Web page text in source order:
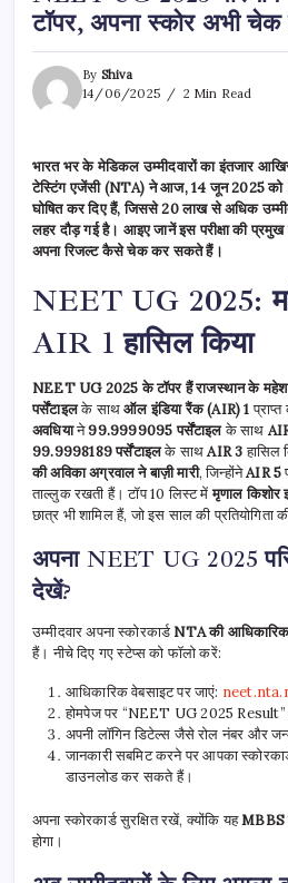
टॉपर, अपना स्कोर अभी
By Shiva
14/06/2025
2 Min Read
भारत भर के मेडिकल उम्मीदवारों का इंतजार
टेस्टिंग एजेंसी (NTA) ने आज, 14 जून 2025
घोषित कर दिए हैं, जिससे 20 लाख से अधिक
लहर दौड़ गई है। आइए जानें इस परीक्षा की
अपना रिजल्ट कैसे चेक कर सकते हैं।
NEET UG 2025:
AIR 1 हासिल किया
NEET UG 2025 के टॉपर हैं राजस्थान के
पर्सेंटाइलके साथऑल इंडिया रैंक (AIR) 1
अवधियाने99.9999095 पर्सेंटाइलके साथ
99.9998189 पर्सेंटाइलके साथAIR 3हासिल
की अविका अग्रवाल ने बाज़ी मारी, जिन्होंनेAIR 5
ताल्लुक रखती हैं। टॉप 10 लिस्ट मेंमृणाल किशोर
छात्र भी शामिल हैं, जो इस साल की प्रतियोगिता
अपना NEET UG 2025
देखें?
उम्मीदवार अपना स्कोरकार्ड NTA की आधिकारिक
हैं। नीचे दिए गए स्टेप्स को फॉलो करें:
आधिकारिक वेबसाइट पर जाएं:
होमपेज पर “NEET UG 2025
अपनी लॉगिन डिटेल्स जैसे रोल नंबर और
जानकारी सबमिट करने पर आपका
डाउनलोड कर सकते हैं।
अपना स्कोरकार्ड सुरक्षित रखें, क्योंकि यहMBBS
होगा।